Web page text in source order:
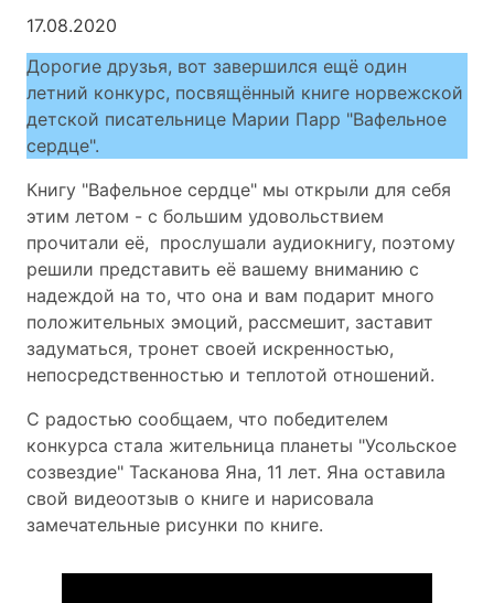
17.08.2020
Дорогие друзья, вот завершился ещё один
летний конкурс, посвящённый книге норвежской
детской писательнице Марии Парр "Вафельное
сердце".
Книгу "Вафельное сердце" мы открыли для себя
этим летом - с большим удовольствием
прочитали её, прослушали аудиокнигу, поэтому
решили представить её вашему вниманию с
надеждой на то, что она и вам подарит много
положительных эмоций, рассмешит, заставит
задуматься, тронет своей искренностью,
непосредственностью и теплотой отношений.
С радостью сообщаем, что победителем
конкурса стала жительница планеты "Усольское
созвездие" Тасканова Яна, 11 лет. Яна оставила
свой видеоотзыв о книге и нарисовала
замечательные рисунки по книге.